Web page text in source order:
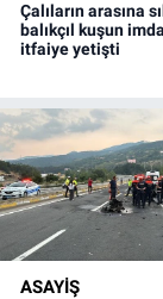
Çalıların arasına
balıkçıl kuşun
itfaiye yetişti
ASAYİŞ